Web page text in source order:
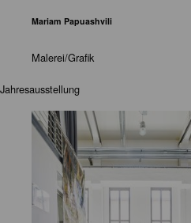
Mariam Papuashvili
Malerei/Grafik
Jahresausstellung